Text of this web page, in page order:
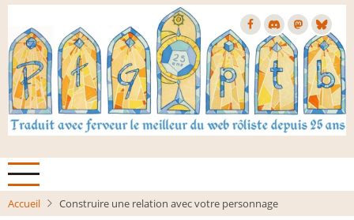
Aller
contenu
principal
Accueil Construire une relation avec votre personnage